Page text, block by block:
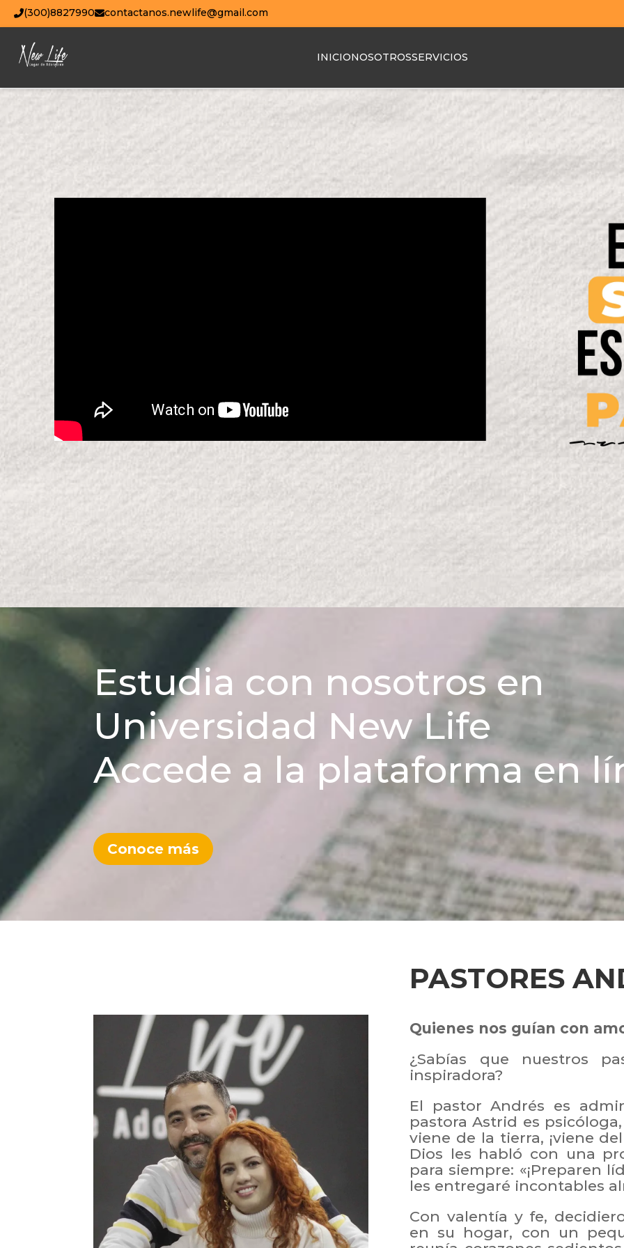
(300)8827990 contactanos.newlife@gmail.com
INICIONOSOTROSSERVICIOS
Estudia con nosotros en
Universidad New Life
Accede a la plataforma en
Conoce más
PASTORES
Quienes nos guían con
¿Sabías que nuestros
inspiradora?
El pastor Andrés es
pastora Astrid es
viene de la tierra, ¡viene
Dios les habló con una
para siempre: «¡Preparen
les entregaré incontables
Con valentía y fe,
en su hogar, con un